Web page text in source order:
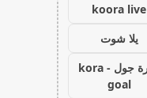
koora live
يلا شوت
كورة جول - kora
goal